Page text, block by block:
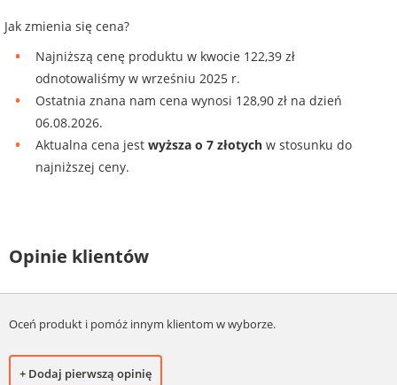
Jak zmienia się cena?
Najniższą cenę produktu w kwocie 122,39 zł
odnotowaliśmy w wrześniu 2025 r.
Ostatnia znana nam cena wynosi 128,90 zł na dzień
06.08.2026.
Aktualna cena jest wyższa o 7 złotych w stosunku do
najniższej ceny.
Opinie klientów
Oceń produkt i pomóż innym klientom w wyborze.
+ Dodaj pierwszą opinię